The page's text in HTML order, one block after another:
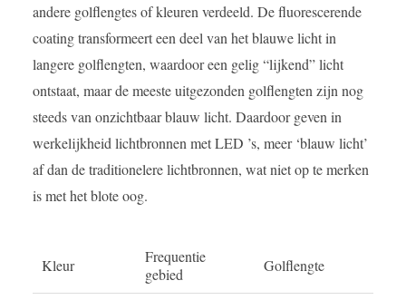
andere golflengtes of kleuren verdeeld. De fluorescerende
coating transformeert een deel van het blauwe licht in
langere golflengten, waardoor een gelig “lijkend” licht
ontstaat, maar de meeste uitgezonden golflengten zijn nog
steeds van onzichtbaar blauw licht. Daardoor geven in
werkelijkheid lichtbronnen met LED ’s, meer ‘blauw licht’
af dan de traditionelere lichtbronnen, wat niet op te merken
is met het blote oog.
Kleur
Frequentie
gebied
Golflengte